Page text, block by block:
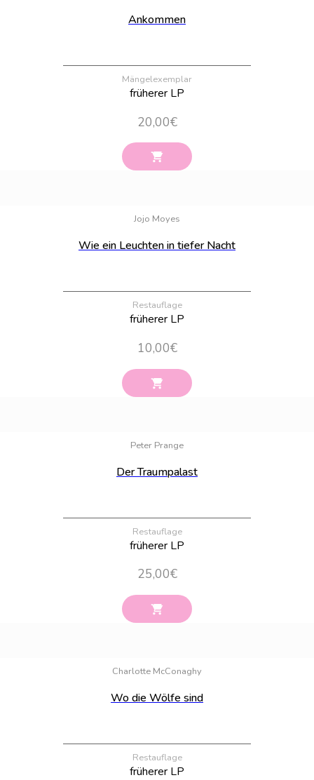
Ankommen
Mängelexemplar
früherer LP
20,00€
Jojo Moyes
Wie ein Leuchten in tiefer Nacht
Restauflage
früherer LP
10,00€
Peter Prange
Der Traumpalast
Restauflage
früherer LP
25,00€
Charlotte McConaghy
Wo die Wölfe sind
Restauflage
früherer LP